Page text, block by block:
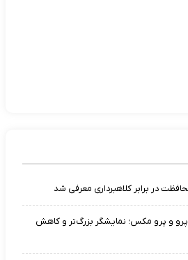
افشای رندرهای آیفون ۲۰ پرو و پرو مکس؛ نمایشگر بزرگ‌تر و کاهش